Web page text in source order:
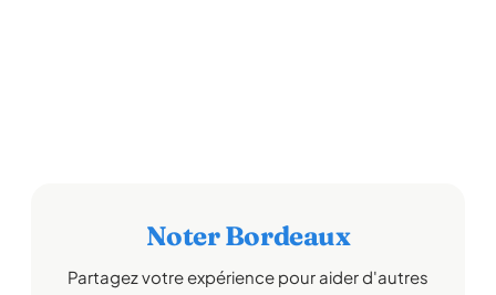
Noter Bordeaux
Partagez votre expérience pour aider d'autres